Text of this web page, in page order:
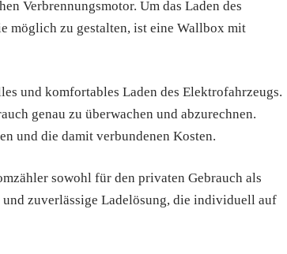
Verbrennungsmotor. Um das Laden des
möglich zu gestalten, ist eine Wallbox mit
und komfortables Laden des Elektrofahrzeugs.
genau zu überwachen und abzurechnen.
und die damit verbundenen Kosten.
sowohl für den privaten Gebrauch als
zuverlässige Ladelösung, die individuell auf